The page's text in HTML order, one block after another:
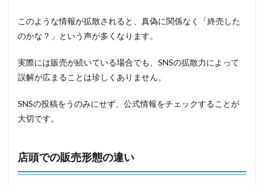
このような情報が拡散されると、真偽に関係なく「終売した
のかな？」という声が多くなります。
実際には販売が続いている場合でも、SNSの拡散力によって
誤解が広まることは珍しくありません。
SNSの投稿をうのみにせず、公式情報をチェックすることが
大切です。
店頭での販売形態の違い